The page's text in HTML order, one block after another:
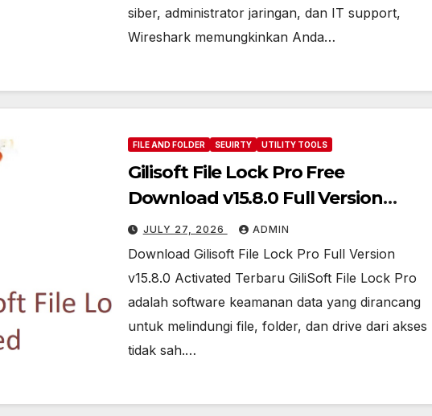
siber, administrator jaringan, dan IT support,
Wireshark memungkinkan Anda…
FILE AND FOLDER SEUIRTY UTILITY TOOLS
Gilisoft File Lock Pro Free
Download v15.8.0 Full Version
[2026]
JULY 27, 2026 ADMIN
Download Gilisoft File Lock Pro Full Version
v15.8.0 Activated Terbaru GiliSoft File Lock Pro
adalah software keamanan data yang dirancang
untuk melindungi file, folder, dan drive dari akses
tidak sah.…